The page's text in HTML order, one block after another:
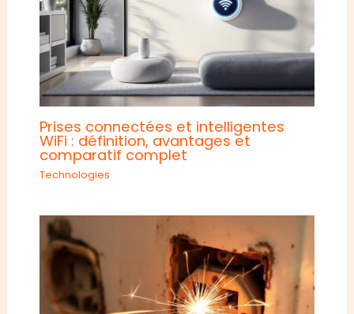
Prises connectées et intelligentes
WiFi : définition, avantages et
comparatif complet
Technologies